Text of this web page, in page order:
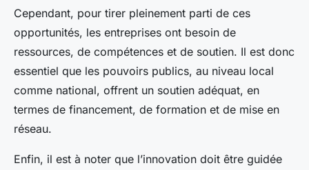
Cependant, pour tirer pleinement parti de ces
opportunités, les entreprises ont besoin de
ressources, de compétences et de soutien. Il est donc
essentiel que les pouvoirs publics, au niveau local
comme national, offrent un soutien adéquat, en
termes de financement, de formation et de mise en
réseau.
Enfin, il est à noter que l’innovation doit être guidée